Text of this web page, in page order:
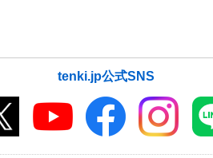
tenki.jp公式SNS